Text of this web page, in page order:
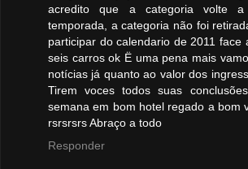
acredito que a categoria volte
temporada, a categoria não foi
participar do calendario de 2011 face
seis carros ok Ë uma pena mais
notícias já quanto ao valor dos
Tirem voces todos suas
semana em bom hotel regado a bom
rsrsrsrs Abraço a todo
Responder